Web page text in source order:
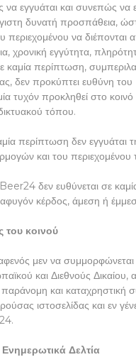
εγγυάται και συνεπώς να
δυνατή προσπάθεια,
περιεχομένου να διέπονται
χρονική εγγύτητα,
καμία περίπτωση,
δεν προκύπτει ευθύνη
τυχόν προκληθεί στο
τόπου.
περίπτωση δεν εγγυάται
και του περιεχομένου
δεν ευθύνεται σε
κέρδος, άμεση ή
του κοινού
μεν να συμμορφώνεται
και Διεθνούς Δικαίου,
και καταχρηστική
ιστοσελίδας και εν
Δελτία